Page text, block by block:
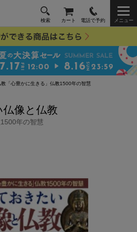
検索 カート 電話で予約 メニュー
「心豊かに生きる」仏教1500年の智慧
像と仏教
年の智慧